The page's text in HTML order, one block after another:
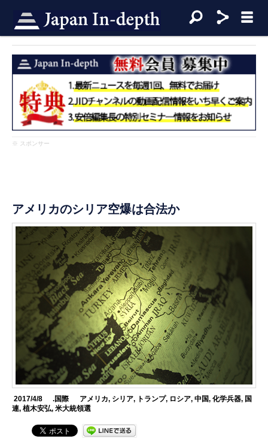
※ スポンサー
アメリカのシリア空爆は合法か
2017/4/8 .国際 アメリカ, シリア, トランプ, ロシア, 中国, 化学兵器, 国
連,植木安弘,米大統領選